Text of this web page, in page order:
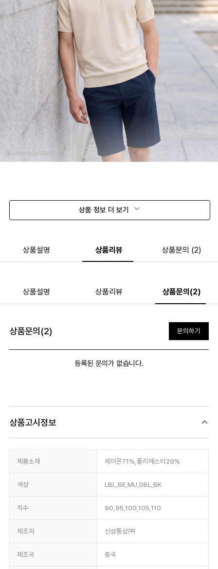
상품 정보 더 보기
상품설명 상품리뷰 상품문의 (2)
상품설명 상품리뷰 상품문의(2)
상품문의(2) 문의하기
등록된 문의가 없습니다.
상품고시정보
제품소재 레이온71%,폴리에스터29%
색상 LBL,BE,MU,DBL,BK
치수 90,95,100,105,110
제조자 신성통상㈜
제조국 중국